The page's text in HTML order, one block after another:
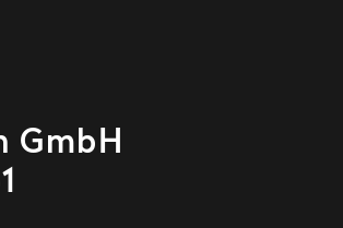
GmbH